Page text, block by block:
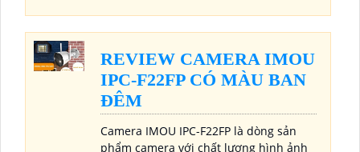
REVIEW CAMERA IMOU
IPC-F22FP CÓ MÀU BAN
ĐÊM
Camera IMOU IPC-F22FP là dòng sản
phẩm camera với chất lượng hình ảnh